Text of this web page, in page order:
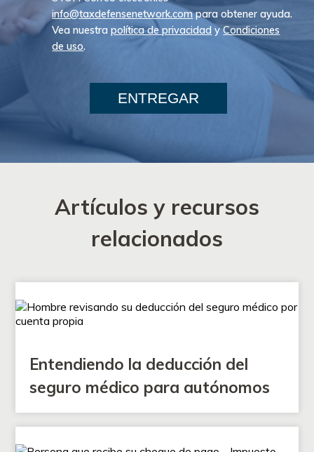
info@taxdefensenetwork.compara obtener ayuda.
Vea nuestrapolítica de privacidad yCondiciones
de uso.
ENTREGAR
Artículos y recursos
relacionados
Entendiendo la deducción del
seguro médico para autónomos